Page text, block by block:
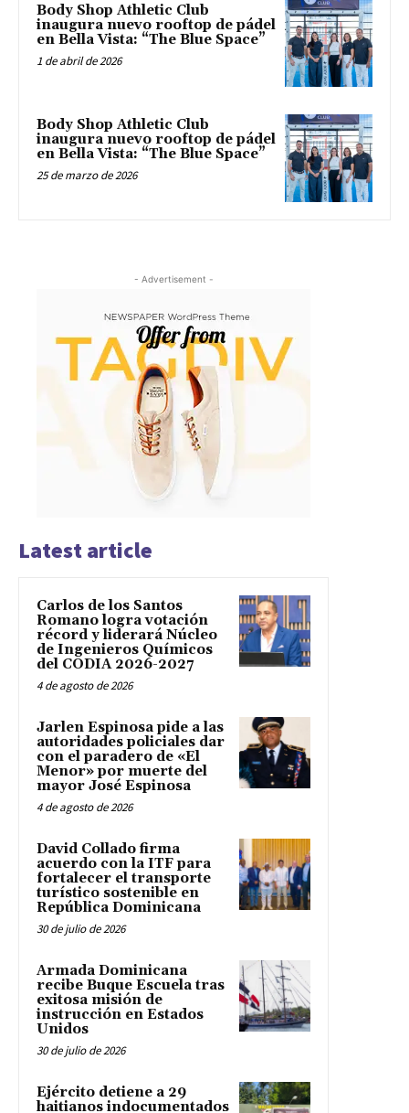
Body Shop Athletic Club
inaugura nuevo rooftop de pádel
en Bella Vista: “The Blue Space”
1 de abril de 2026
Body Shop Athletic Club
inaugura nuevo rooftop de pádel
en Bella Vista: “The Blue Space”
25 de marzo de 2026
- Advertisement -
Latest article
Carlos de los Santos
Romano logra votación
récord y liderará Núcleo
de Ingenieros Químicos
del CODIA 2026-2027
4 de agosto de 2026
Jarlen Espinosa pide a las
autoridades policiales dar
con el paradero de «El
Menor» por muerte del
mayor José Espinosa
4 de agosto de 2026
David Collado firma
acuerdo con la ITF para
fortalecer el transporte
turístico sostenible en
República Dominicana
30 de julio de 2026
Armada Dominicana
recibe Buque Escuela tras
exitosa misión de
instrucción en Estados
Unidos
30 de julio de 2026
Ejército detiene a 29
haitianos indocumentados